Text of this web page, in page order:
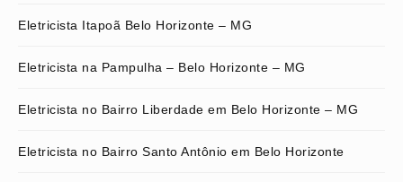
Eletricista Itapoã Belo Horizonte – MG
Eletricista na Pampulha – Belo Horizonte – MG
Eletricista no Bairro Liberdade em Belo Horizonte – MG
Eletricista no Bairro Santo Antônio em Belo Horizonte